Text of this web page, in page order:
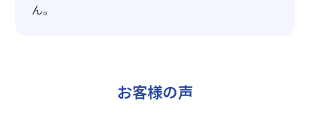
ん。
お客様の声